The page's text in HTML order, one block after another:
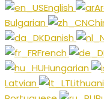
English
Bulgarian
Danish
French
Hungarian
Latvian